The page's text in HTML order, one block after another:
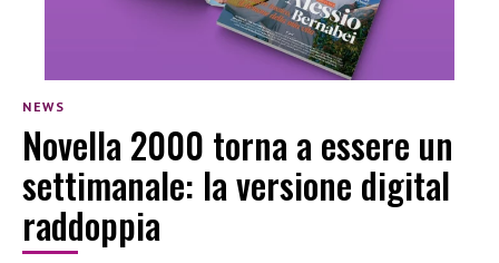
NEWS
Novella 2000 torna a essere un
settimanale: la versione digital
raddoppia